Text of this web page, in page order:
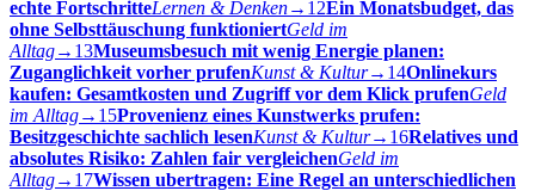
echte FortschritteLernen & Denken→ 12Ein Monatsbudget, das
ohne Selbsttäuschung funktioniertGeld im
Alltag→ 13Museumsbesuch mit wenig Energie planen:
Zuganglichkeit vorher prufenKunst & Kultur→ 14Onlinekurs
kaufen: Gesamtkosten und Zugriff vor dem Klick prufenGeld
im Alltag→ 15Provenienz eines Kunstwerks prufen:
Besitzgeschichte sachlich lesenKunst & Kultur→ 16Relatives und
absolutes Risiko: Zahlen fair vergleichenGeld im
Alltag→ 17Wissen ubertragen: Eine Regel an unterschiedlichen